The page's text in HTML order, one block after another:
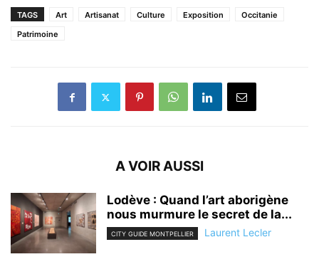
TAGS Art Artisanat Culture Exposition
Occitanie
Patrimoine
A VOIR AUSSI
Lodève : Quand l’art aborigène
nous murmure le secret de la...
CITY GUIDE MONTPELLIER Laurent Lecler